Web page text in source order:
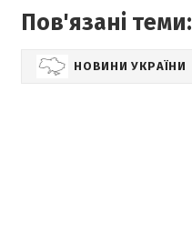
Пов'язані теми:
НОВИНИ УКРАЇНИ